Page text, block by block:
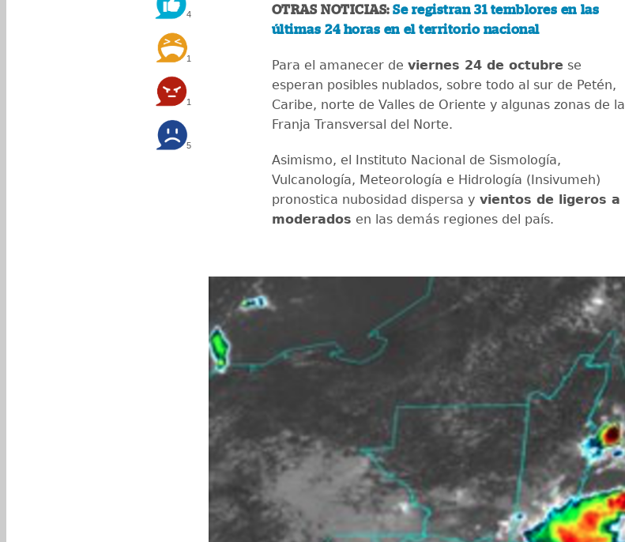
4
1
1
5
OTRAS NOTICIAS:Se registran 31 temblores en las
últimas 24 horas en el territorio nacional
Para el amanecer de viernes 24 de octubre se
esperan posibles nublados, sobre todo al sur de Petén,
Caribe, norte de Valles de Oriente y algunas zonas de la
Franja Transversal del Norte.
Asimismo, el Instituto Nacional de Sismología,
Vulcanología, Meteorología e Hidrología (Insivumeh)
pronostica nubosidad dispersa y vientos de ligeros a
moderados en las demás regiones del país.